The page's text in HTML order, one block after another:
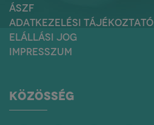
ÁSZF
ADATKEZELÉSI TÁJÉKOZTATÓ
ELÁLLÁSI JOG
IMPRESSZUM
KÖZÖSSÉG